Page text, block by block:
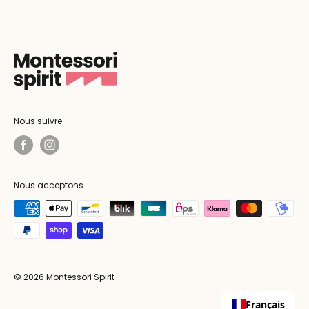
Nous suivre
Nous acceptons
© 2026 Montessori Spirit
Français